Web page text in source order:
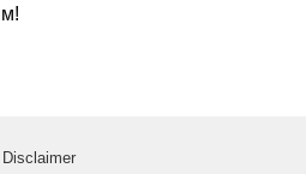
Disclaimer